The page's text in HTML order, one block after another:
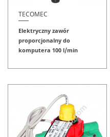
TECOMEC
Elektryczny zawór
proporcjonalny do
komputera 100 l/min